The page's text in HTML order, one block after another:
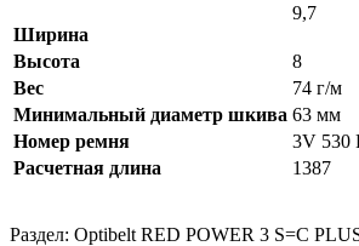
Ширина
9,7
Высота
8
Вес
74 г/м
Минимальный диаметр шкива 63 мм
Номер ремня
3V 530
Расчетная длина
1387
Раздел: Optibelt RED POWER 3 S=C